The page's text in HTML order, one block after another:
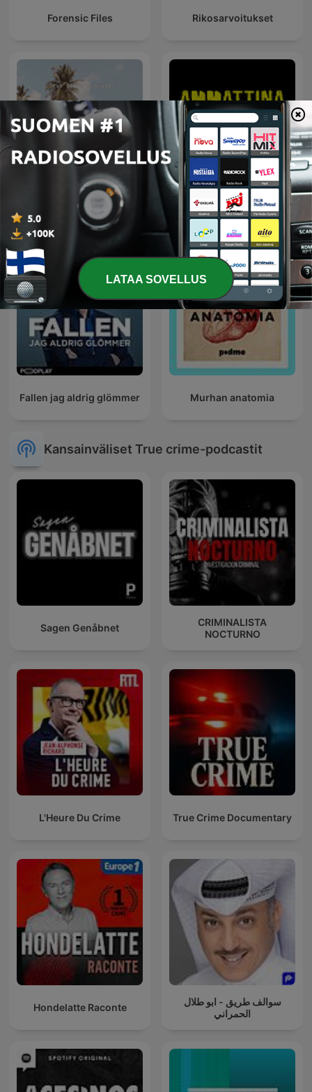
Forensic Files Rikosarvoitukset
Murha matkalla Ammattina rikos
Fallen jag aldrig glömmer Murhan anatomia
Kansainväliset True crime-podcastit
Sagen Genåbnet
CRIMINALISTA
NOCTURNO
L'Heure Du Crime True Crime Documentary
Hondelatte Raconte
سوالف طريق - ابو طلال
الحمراني
LATAA SOVELLUS